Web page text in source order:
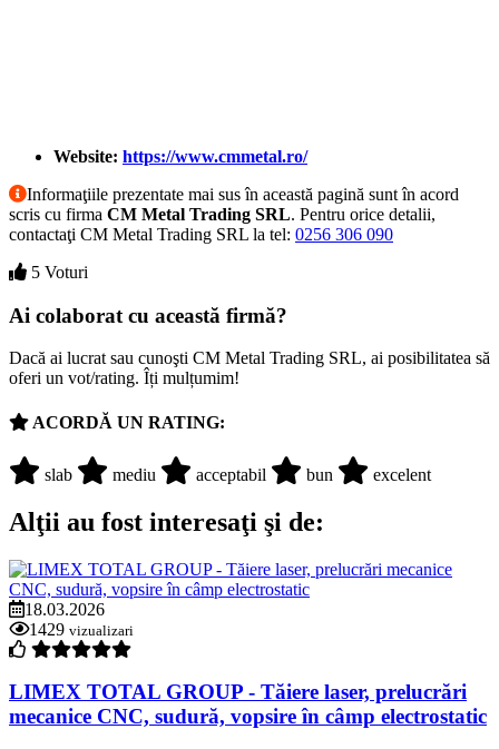
Website: https://www.cmmetal.ro/
Informaţiile prezentate mai sus în această pagină sunt în acord
scris cu firma CM Metal Trading SRL. Pentru orice detalii,
contactaţi CM Metal Trading SRL la tel: 0256 306 090
5 Voturi
Ai colaborat cu această firmă?
Dacă ai lucrat sau cunoşti CM Metal Trading SRL, ai posibilitatea să
oferi un vot/rating. Îți mulțumim!
ACORDĂ UN RATING:
slab mediu acceptabil bun excelent
Alţii au fost interesaţi şi de:
18.03.2026
1429 vizualizari
LIMEX TOTAL GROUP - Tăiere laser, prelucrări
mecanice CNC, sudură, vopsire în câmp electrostatic